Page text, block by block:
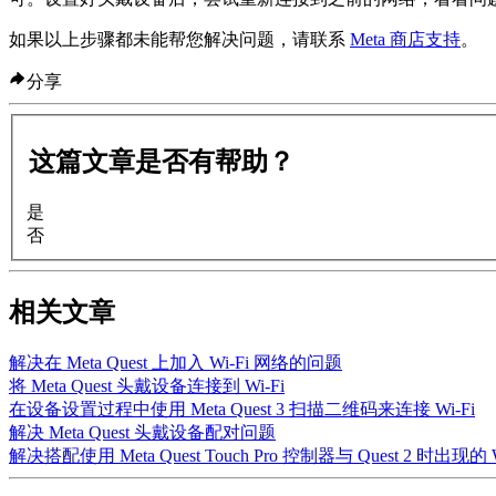
如果以上步骤都未能帮您解决问题，请联系 Meta 商店支持。
分享
这篇文章是否有帮助？
是
否
相关文章
解决在 Meta Quest 上加入 Wi-Fi 网络的问题
将 Meta Quest 头戴设备连接到 Wi-Fi
在设备设置过程中使用 Meta Quest 3 扫描二维码来连接 Wi-Fi
解决 Meta Quest 头戴设备配对问题
解决搭配使用 Meta Quest Touch Pro 控制器与 Quest 2 时出现的